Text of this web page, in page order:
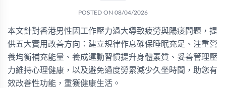
POSTED ON 08/04/2026
本文針對香港男性因工作壓力過大導致疲勞與陽痿問題，提
供五大實用改善方向：建立規律作息確保睡眠充足、注重營
養均衡補充能量、養成運動習慣提升身體素質、妥善管理壓
力維持心理健康，以及避免過度勞累減少久坐時間，助您有
效改善性功能，重獲健康生活。